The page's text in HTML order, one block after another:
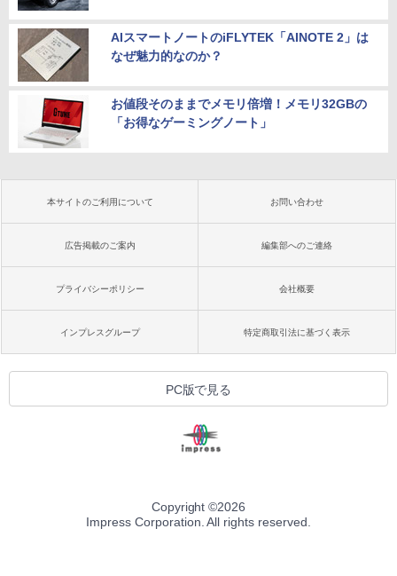
AIスマートノートのiFLYTEK「AINOTE 2」は
なぜ魅力的なのか？
お値段そのままでメモリ倍増！メモリ32GBの
「お得なゲーミングノート」
本サイトのご利用について お問い合わせ
広告掲載のご案内 編集部へのご連絡
プライバシーポリシー 会社概要
インプレスグループ 特定商取引法に基づく表示
PC版で見る
Copyright ©2026
Impress Corporation. All rights reserved.